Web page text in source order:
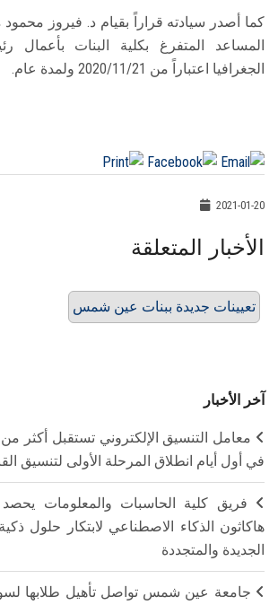
كما أصدر سيادته قراراً بقيام د. فيروز
المساعد المتفرغ بكلية البنات
الجغرافيا اعتباراً من 2020/11/21 ولمدة عام.
2021-01-20
الأخبار المتعلقة
تعيينات جديدة ببنات عين شمس
آخر الأخبار
في أول أيام انطلاق المرحلة الأولى لتنسيق
فريق كلية الحاسبات والمعلومات
هاكاثون الذكاء الاصطناعي لابتكار حلول
الجديدة والمتجددة
جامعة عين شمس تواصل تأهيل طلابها